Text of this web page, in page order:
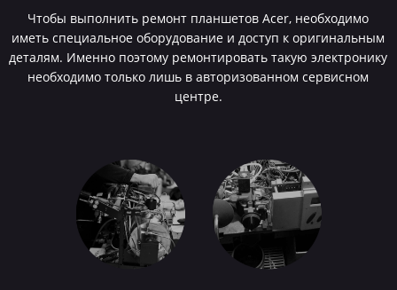
Чтобы выполнить ремонт планшетов Acer, необходимо
иметь специальное оборудование и доступ к оригинальным
деталям. Именно поэтому ремонтировать такую электронику
необходимо только лишь в авторизованном сервисном
центре.